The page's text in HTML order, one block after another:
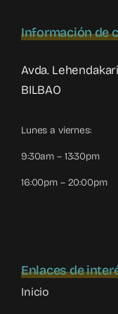
Información de
Avda.
BILBAO
Lunes a viernes:
9:30am – 13:30pm
16:00pm – 20:00pm
Enlaces de
Inicio